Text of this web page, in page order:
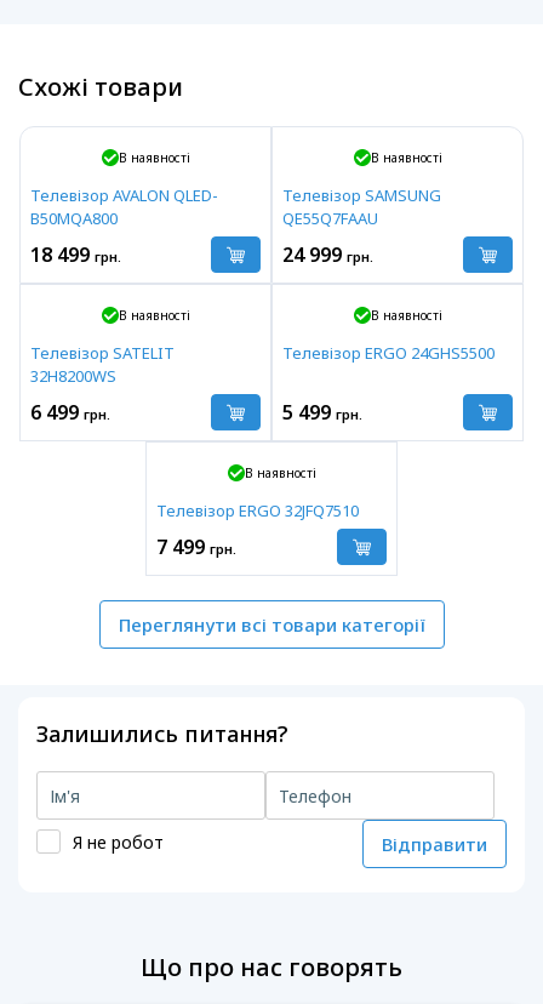
Схожі товари
В наявності
Телевізор AVALON QLED-
B50MQA800
18 499 грн.
В наявності
Телевізор SAMSUNG
QE55Q7FAAU
24 999 грн.
В наявності
Телевізор SATELIT
32H8200WS
6 499 грн.
В наявності
Телевізор ERGO 24GHS5500
5 499 грн.
В наявності
Телевізор ERGO 32JFQ7510
7 499 грн.
Переглянути всі товари категорії
Залишились питання?
Я не робот Відправити
Що про нас говорять